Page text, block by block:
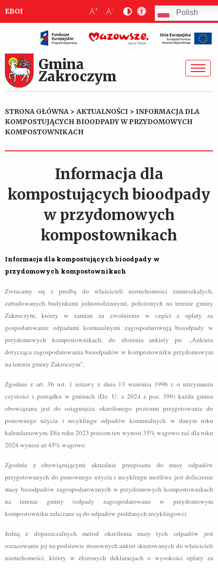
EBOI A+ A- Polish
Gmina
Zakroczym
STRONA GŁÓWNA >AKTUALNOŚCI > INFORMACJA DLA
KOMPOSTUJĄCYCH BIOODPADY W PRZYDOMOWYCH
KOMPOSTOWNIKACH
Informacja dla
kompostujących bioodpady
w przydomowych
kompostownikach
Informacja dla kompostujących bioodpady w
przydomowych kompostownikach
Zwracamy się z prośbą do właścicieli nieruchomości zamieszkałych,
zabudowanych budynkami jednorodzinnymi, położonych na terenie gminy
Zakroczym, którzy w zamian za zwolnienie w części z opłaty za
gospodarowanie odpadami komunalnymi zagospodarowują bioodpady w
przydomowych kompostownikach, do złożenia ankiety pn. „Ankieta
dotycząca zagospodarowania bioodpadów w kompostowniku przydomowym
na terenie gminy Zakroczym”.
Zgodnie z art. 3b ust. 1 ustawy z dnia 13 września 1996 r. o utrzymaniu
czystości i porządku w gminach (Dz. U. z 2024 r. poz. 399) każda gmina
obowiązana jest do osiągnięcia określonego poziomu przygotowania do
ponownego użycia i recyklingu odpadów komunalnych w danym roku
kalendarzowym. Dla roku 2023 poziom ten wynosi 35% wagowo zaś dla roku
2024 wynosi aż 45% wagowo.
Zgodnie z obowiązującymi aktualnie przepisami do masy odpadów
przygotowanych do ponownego użycia i recyklingu możliwe jest doliczenie
masy bioodpadów zagospodarowanych w przydomowych kompostownikach
na terenie gminy (odpady zagospodarowane w przydomowym
kompostowniku zaliczane są do odpadów poddanych recyklingowi).
Jedną z dopuszczalnych metod określenia masy tych odpadów jest
oszacowanie jej na podstawie stosownych ankiet skierowanych do właścicieli
nieruchomości, którzy w złożonych deklaracjach o wysokości opłaty za